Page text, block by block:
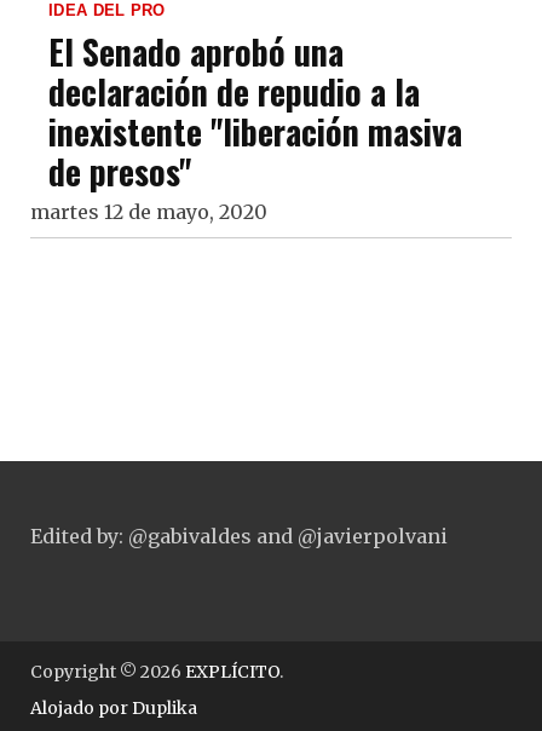
IDEA DEL PRO
El Senado aprobó una
declaración de repudio a la
inexistente "liberación masiva
de presos"
martes 12 de mayo, 2020
Edited by: @gabivaldes and @javierpolvani
Copyright © 2026 EXPLÍCITO.
Alojado porDuplika